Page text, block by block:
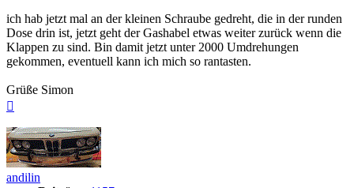
ich hab jetzt mal an der kleinen Schraube gedreht, die in der runden
Dose drin ist, jetzt geht der Gashabel etwas weiter zurück wenn die
Klappen zu sind. Bin damit jetzt unter 2000 Umdrehungen
gekommen, eventuell kann ich mich so rantasten.
Grüße Simon
andilin